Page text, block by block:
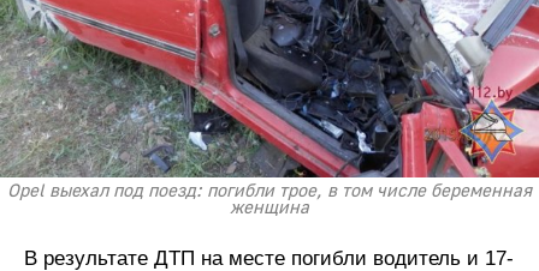
Opel выехал под поезд: погибли трое, в том числе беременная
женщина
В результате ДТП на месте погибли водитель и 17-